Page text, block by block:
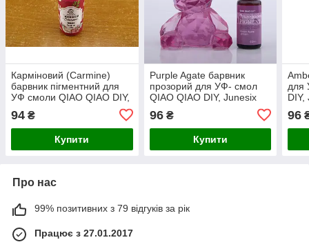
Карміновий (Carmine)
барвник пігментний для
УФ смоли QIAO QIAO DIY,
94 ₴
Купити
Purple Agate барвник
прозорий для УФ- смол
QIAO QIAO DIY, Junesix
96₴
Купити
для
DIY,
96
Про нас
99% позитивних з 79 відгуків за рік
Працює з 27.01.2017